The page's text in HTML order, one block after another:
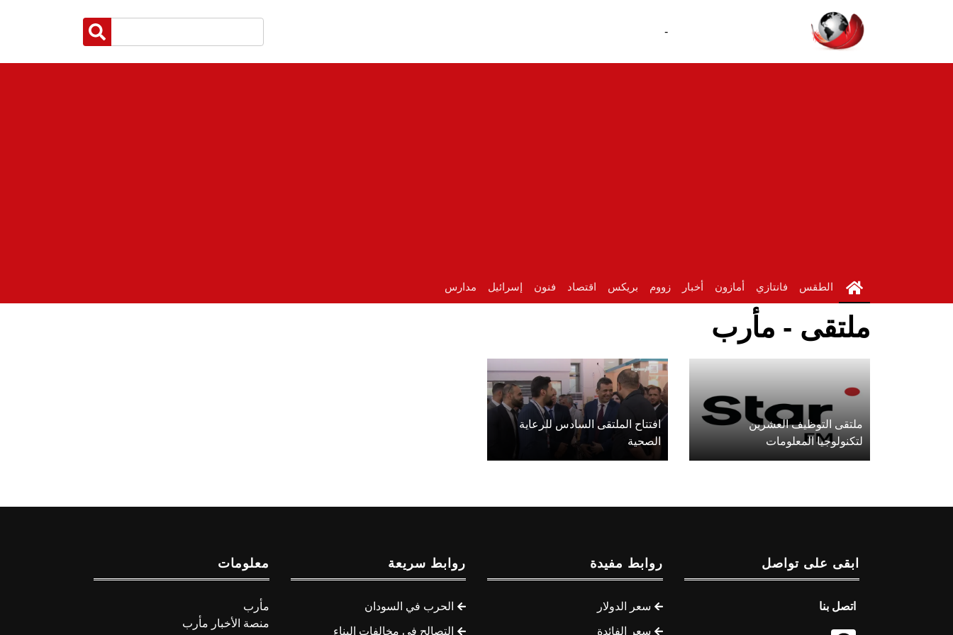
-
الطقس فانتازي أمازون أخبار زووم بريكس اقتصاد فنون إسرائيل مدارس
ملتقى - مأرب
ملتقى التوظيف العشرين
لتكنولوجيا المعلومات
افتتاح الملتقى السادس للرعاية
الصحية
ابقى على تواصل
اتصل بنا
روابط مفيدة
سعر الدولار
سعر الفائدة
روابط سريعة
الحرب في السودان
التصالح في مخالفات البناء
معلومات
مأرب
منصة الأخبار مأرب